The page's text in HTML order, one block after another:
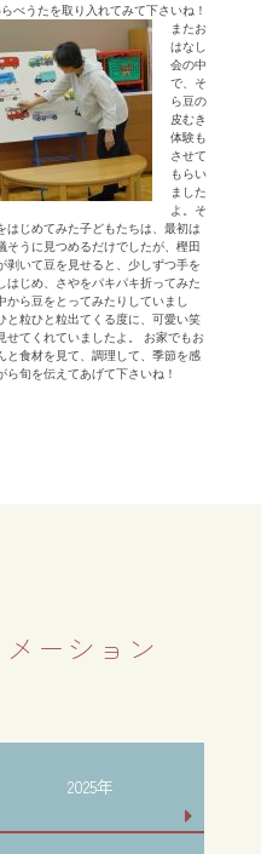
べうたを取り入れてみて下さいね！
またお
はなし
会の中
で、そ
ら豆の
皮むき
体験も
させて
もらい
ました
よ。そ
はじめてみた子どもたちは、最初は
そうに見つめるだけでしたが、樫田
剥いて豆を見せると、少しずつ手を
はじめ、さやをパキパキ折ってみた
から豆をとってみたりしていまし
と粒ひと粒出てくる度に、可愛い笑
せてくれていましたよ。 お家でもお
と食材を見て、調理して、季節を感
ら旬を伝えてあげて下さいね！
ーション
2025年